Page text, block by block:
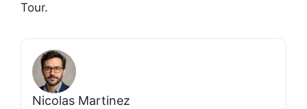
Tour.
Nicolas Martinez